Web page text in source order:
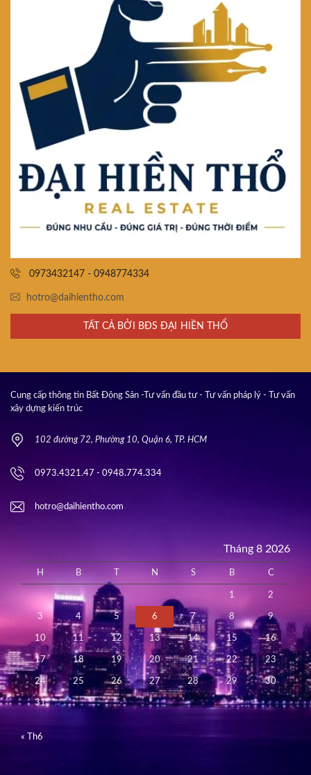
0973432147 - 0948774334
hotro@daihientho.com
TẤT CẢ BỞI BĐS ĐẠI HIỀN THỔ
Cung cấp thông tin Bất Động Sản -Tư vấn đầu tư - Tư vấn pháp lý - Tư vấn
xây dựng kiến trúc
102 đường 72, Phường 10, Quận 6, TP. HCM
0973.4321.47 - 0948.774.334
hotro@daihientho.com
Tháng 8 2026
H B N S B C
1 2
3 4 5 6 7 8 9
10 11 12 13 14 15 16
17 18 19 20 21 22 23
24 25 26 27 28 29 30
31
« Th6